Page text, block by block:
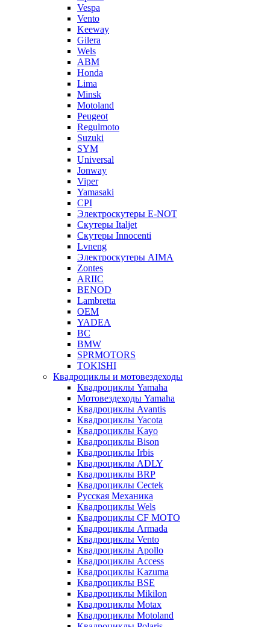
Vespa
Vento
Keeway
Gilera
Wels
ABM
Honda
Lima
Minsk
Motoland
Peugeot
Regulmoto
Suzuki
SYM
Universal
Jonway
Viper
Yamasaki
CPI
Электроскутеры E-NOT
Скутеры Italjet
Скутеры Innocenti
Lvneng
Электроскутеры AIMA
Zontes
ARIIC
BENOD
Lambretta
OEM
YADEA
BC
BMW
SPRMOTORS
TOKISHI
Квадроциклы и мотовездеходы
Квадроциклы Yamaha
Мотовездеходы Yamaha
Квадроциклы Avantis
Квадроциклы Yacota
Квадроциклы Kayo
Квадроциклы Bison
Квадроциклы Irbis
Квадроциклы ADLY
Квадроциклы BRP
Квадроциклы Cectek
Русская Механика
Квадроциклы Wels
Квадроциклы CF MOTO
Квадроциклы Armada
Квадроциклы Vento
Квадроциклы Apollo
Квадроциклы Access
Квадроциклы Kazuma
Квадроциклы BSE
Квадроциклы Mikilon
Квадроциклы Motax
Квадроциклы Motoland